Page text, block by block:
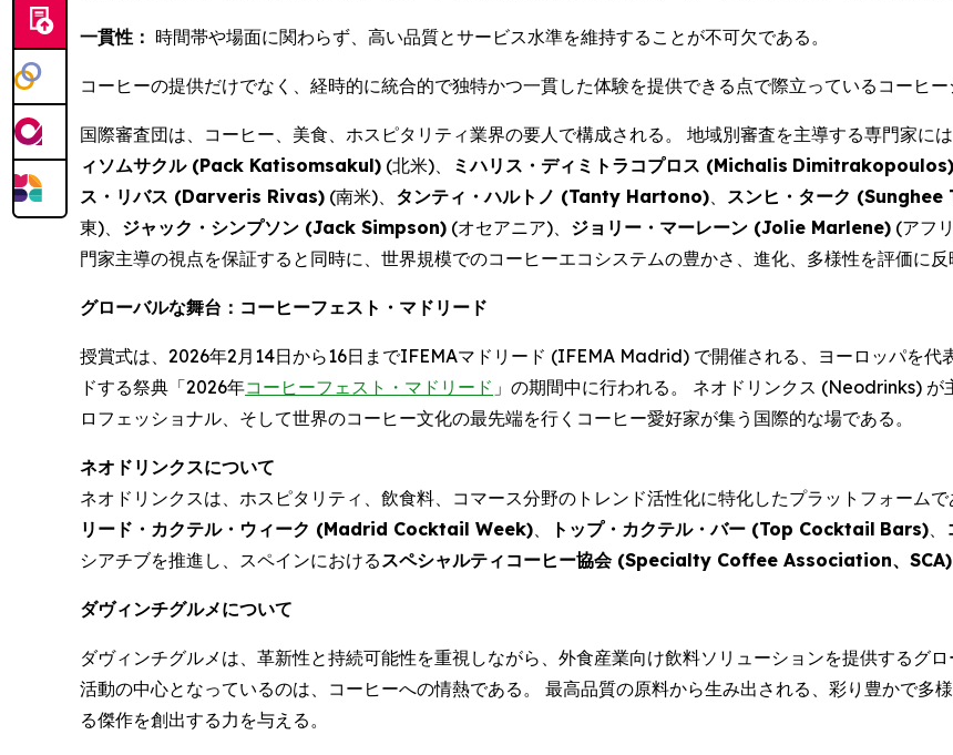
一貫性： 時間帯や場面に関わらず、高い品質とサービス水準を維持することが不可欠である。
コーヒーの提供だけでなく、経時的に統合的で独特かつ一貫した体験を提供できる点で際立っているコーヒー
国際審査団は、コーヒー、美食、ホスピタリティ業界の要人で構成される。 地域別審査を主導する専門家には
ィソムサクル (Pack Katisomsakul) (北米)、 ミハリス・ディミトラコプロス (Michalis Dimitrakopoulos)
ス・リバス (Darveris Rivas) (南米)、 タンティ・ハルトノ (Tanty Hartono) スンヒ・ターク (Sunghee
東)、 ジャック・シンプソン (Jack Simpson) (オセアニア)、 ジョリー・マーレーン (Jolie Marlene) (アフ
門家主導の視点を保証すると同時に、世界規模でのコーヒーエコシステムの豊かさ、進化、多様性を評価に反
グローバルな舞台：コーヒーフェスト・マドリード
授賞式は、2026年2月14日から16日までIFEMAマドリード (IFEMA Madrid) で開催される、ヨーロッパを代
ドする祭典「2026年コーヒーフェスト・マドリード 」の期間中に行われる。 ネオドリンクス (Neodrinks)
ロフェッショナル、そして世界のコーヒー文化の最先端を行くコーヒー愛好家が集う国際的な場である。
ネオドリンクスについて
ネオドリンクスは、ホスピタリティ、飲食料、コマース分野のトレンド活性化に特化したプラットフォームで
リード・カクテル・ウィーク (Madrid Cocktail Week) トップ・カクテル・バー (Top Cocktail Bars)
シアチブを推進し、スペインにおける スペシャルティコーヒー協会 (Specialty Coffee Association、SCA)
ダヴィンチグルメについて
ダヴィンチグルメは、革新性と持続可能性を重視しながら、外食産業向け飲料ソリューションを提供するグ
活動の中心となっているのは、コーヒーへの情熱である。 最高品質の原料から生み出される、彩り豊かで多
る傑作を創出する力を与える。